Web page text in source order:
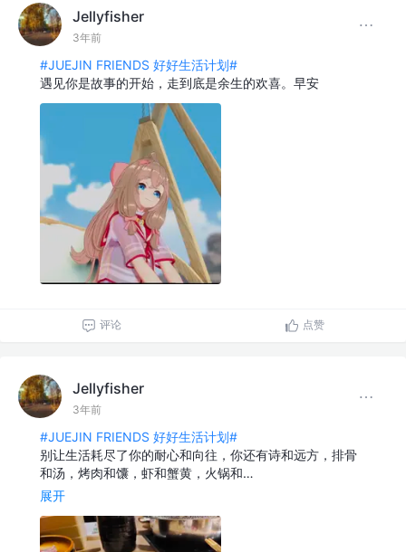
Jellyfisher
3年前
#JUEJIN FRIENDS 好好生活计划#
遇见你是故事的开始，走到底是余生的欢喜。早安
评论 点赞
Jellyfisher
3年前
#JUEJIN FRIENDS 好好生活计划#
别让生活耗尽了你的耐心和向往，你还有诗和远方，排骨
和汤，烤肉和馕，虾和蟹黄，火锅和…
展开